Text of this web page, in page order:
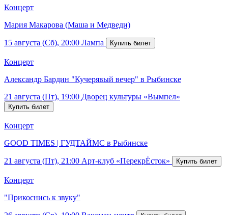
Концерт
Мария Макарова (Маша и Медведи)
15 августа (Сб), 20:00 Лампа
Концерт
Александр Бардин "Кучерявый вечер" в Рыбинске
21 августа (Пт), 19:00 Дворец культуры «Вымпел»
Концерт
GOOD TIMES | ГУДТАЙМС в Рыбинске
21 августа (Пт), 21:00 Арт-клуб «ПерекрЁсток»
Концерт
"Прикоснись к звуку"